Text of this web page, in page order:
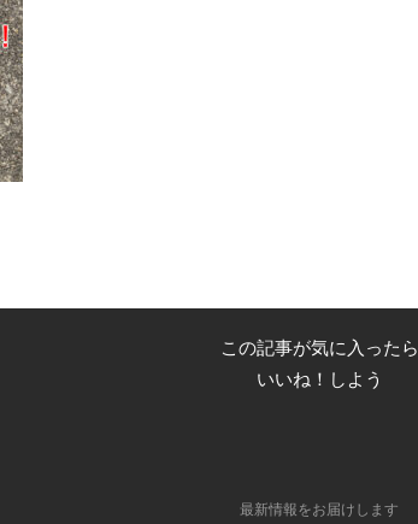
この記事が気に入ったら
いいね！しよう
最新情報をお届けします